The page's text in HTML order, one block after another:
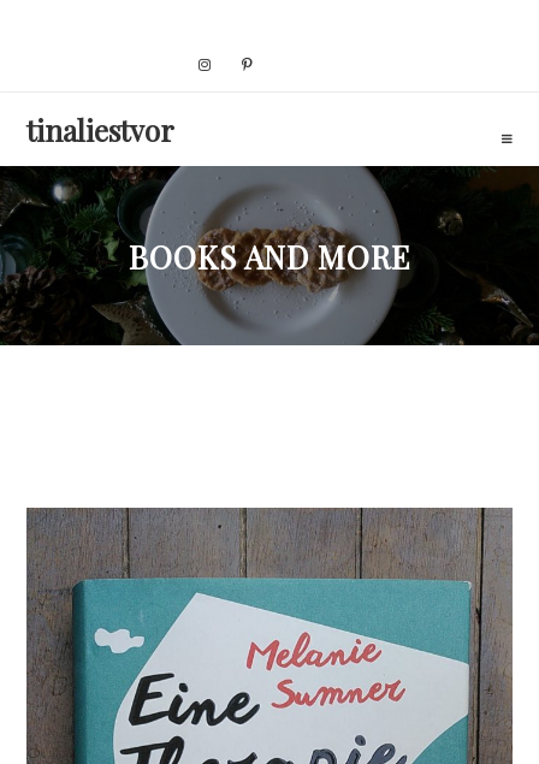
tinaliestvor
BOOKS AND MORE